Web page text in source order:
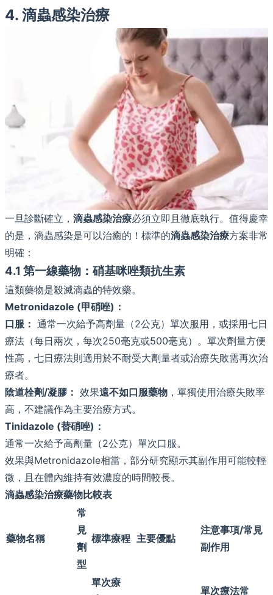
4. 滴蟲感染治療
一旦診斷確立， 滴蟲感染治療必須立即且徹底執行。值得慶幸
的是，滴蟲感染是可以治癒的！標準的滴蟲感染治療方案非常
明確：
4.1 第一線藥物：硝基咪唑類抗生素
這類藥物是殺滅滴蟲的特效藥。
Metronidazole (甲硝唑)：
口服： 通常一次給予高劑量（2公克）單次服用，或採用七日
療法（每日兩次，每次250毫克或500毫克）。單次劑量方便
性高，七日療法則適用於不耐受大劑量者或治療失敗需再次治
療者。
陰道栓劑/凝膠： 效果遠不如口服藥物 ，單獨使用治療失敗率
高，不建議作為主要治療方式。
Tinidazole (替硝唑)：
通常一次給予高劑量（2公克）單次口服。
效果與Metronidazole相當，部分研究顯示其副作用可能較輕
微，且在體內維持有效濃度的時間較長。
滴蟲感染治療藥物比較表
藥物名稱
常
見
劑
型
標準療程 主要優點
注意事項/常見
副作用
單次療
單次療法常